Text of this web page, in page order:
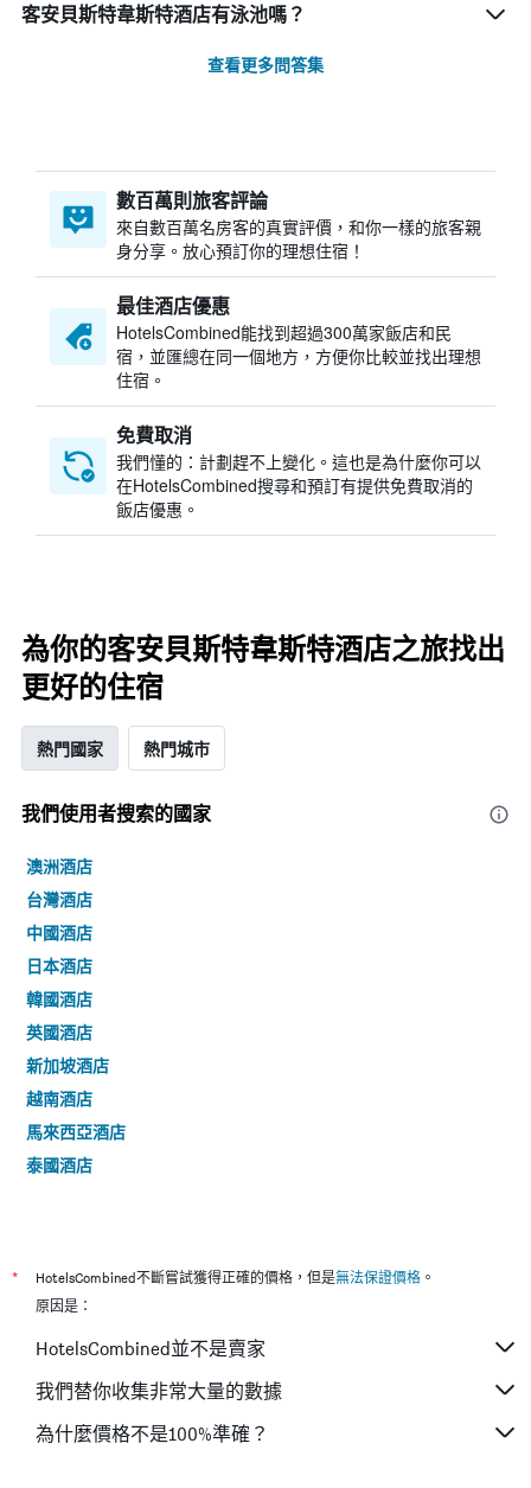
客安貝斯特韋斯特酒店有泳池嗎？
查看更多問答集
數百萬則旅客評論
來自數百萬名房客的真實評價，和你一樣的旅客親
身分享。放心預訂你的理想住宿！
最佳酒店優惠
HotelsCombined​能找到超過300萬家飯店和民
宿，並匯總在同一個地方，方便你比較並找出理想
住宿。
免費取消
我們懂的：計劃趕不上變化。這也是為什麼你可以
在HotelsCombined搜尋和預訂有提供免費取消的
飯店優惠。
為你的客安貝斯特韋斯特酒店之旅找出
更好的住宿
熱門國家 熱門城市
我們使用者搜索的國家
澳洲酒店
台灣酒店
中國酒店
日本酒店
韓國酒店
英國酒店
新加坡酒店
越南酒店
馬來西亞酒店
泰國酒店
* HotelsCombined不斷嘗試獲得正確的價格，但是無法保證價格 。
原因是：
HotelsCombined並不是賣家
我們替你收集非常大量的數據
為什麼價格不是100%準確？